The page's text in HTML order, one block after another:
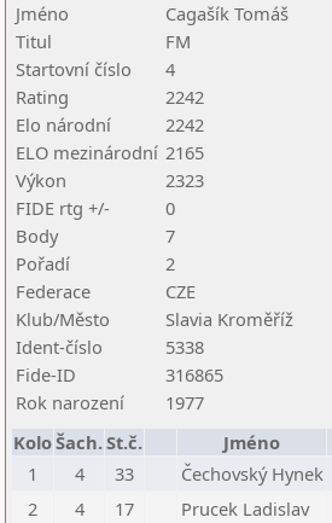
Jméno
Cagašík Tomáš
Titul
FM
Startovní číslo
4
Rating
2242
Elo národní
2242
ELO mezinárodní 2165
Výkon
2323
FIDE rtg +/-
0
Body
7
Pořadí
2
Federace
CZE
Klub/Město
Slavia Kroměříž
Ident-číslo
5338
Fide-ID
316865
Rok narození
1977
KoloŠach.St.č. Jméno
1
4 33 Čechovský Hynek
2
4 17 Prucek Ladislav